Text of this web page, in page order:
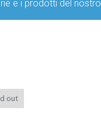
e i prodotti del
out